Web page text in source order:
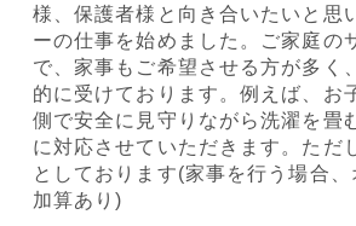
様、保護者様と向き合いたいと思
ーの仕事を始めました。ご家庭の
で、家事もご希望させる方が多く
的に受けております。例えば、お
側で安全に見守りながら洗濯を畳
に対応させていただきます。ただ
としております(家事を行う場合
加算あり)